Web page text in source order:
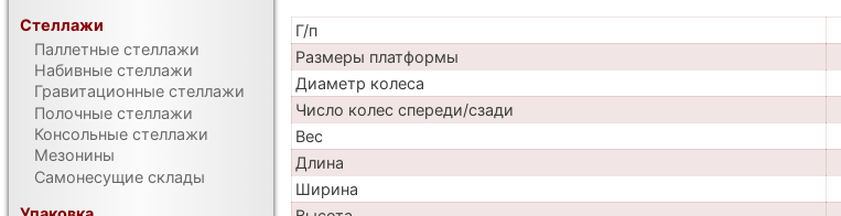
Г/п
Размеры платформы
Диаметр колеса
Число колес спереди/сзади
Вес
Длина
Ширина
Стеллажи
Паллетные стеллажи
Набивные стеллажи
Гравитационные стеллажи
Полочные стеллажи
Консольные стеллажи
Мезонины
Самонесущие склады